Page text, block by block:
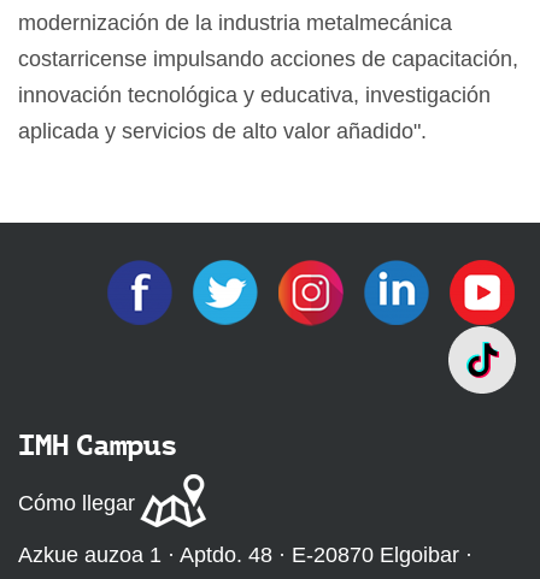
modernización de la industria metalmecánica
costarricense impulsando acciones de capacitación,
innovación tecnológica y educativa, investigación
aplicada y servicios de alto valor añadido".
IMH Campus
Cómo llegar
Azkue auzoa 1 · Aptdo. 48 · E-20870 Elgoibar ·